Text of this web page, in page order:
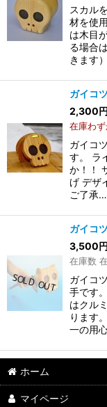
スカル
材を使
は木目
る場合
きます
ガイコ
2,300円
在庫わ
ガイコ
す。 ラ
か！！
げ デザ
ご了承…
ガイコ
3,500円
在庫数
ガイコ
手です
はクル
ります
一の用
ホーム
マイページ